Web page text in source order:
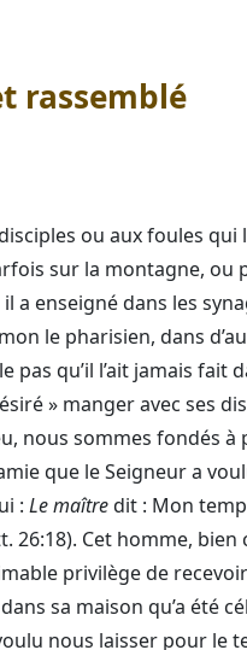
rassemblé
ou aux foules qui
sur la montagne, ou
a enseigné dans les
le pharisien, dans
pas qu’il l’ait jamais fait
» manger avec ses
nous sommes fondés à
que le Seigneur a
: Le maîtredit : Mon
26:18). Cet homme, bien
privilège de
sa maison qu’a été
nous laisser pour le